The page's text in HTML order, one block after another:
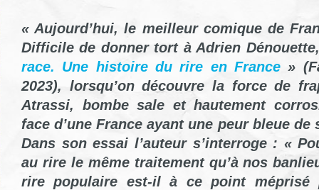
« Aujourd’hui, le meilleur comique de
Difficile de donner tort à Adrien
race. Une histoire du rire en France »
2023), lorsqu’on découvre la force de
Atrassi, bombe sale et hautement
face d’une France ayant une peur bleue
Dans son essai l’auteur s’interroge : «
au rire le même traitement qu’à nos
rire populaire est-il à ce point